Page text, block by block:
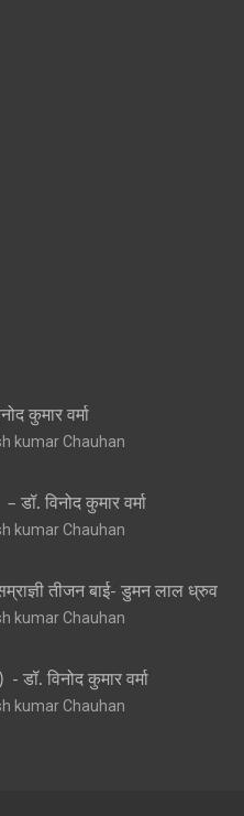
कुमार वर्मा
kumar Chauhan
विनोद कुमार वर्मा
kumar Chauhan
तीजन बाई- डुमन लाल ध्रुव
kumar Chauhan
विनोद कुमार वर्मा
kumar Chauhan